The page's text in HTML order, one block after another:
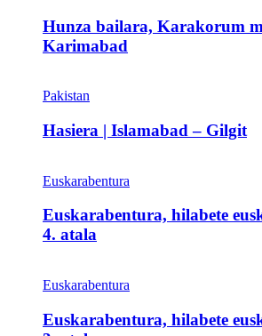
Hunza bailara, Karakorum
Karimabad
Pakistan
Hasiera | Islamabad – Gilgit
Euskarabentura
Euskarabentura, hilabete
4. atala
Euskarabentura
Euskarabentura, hilabete